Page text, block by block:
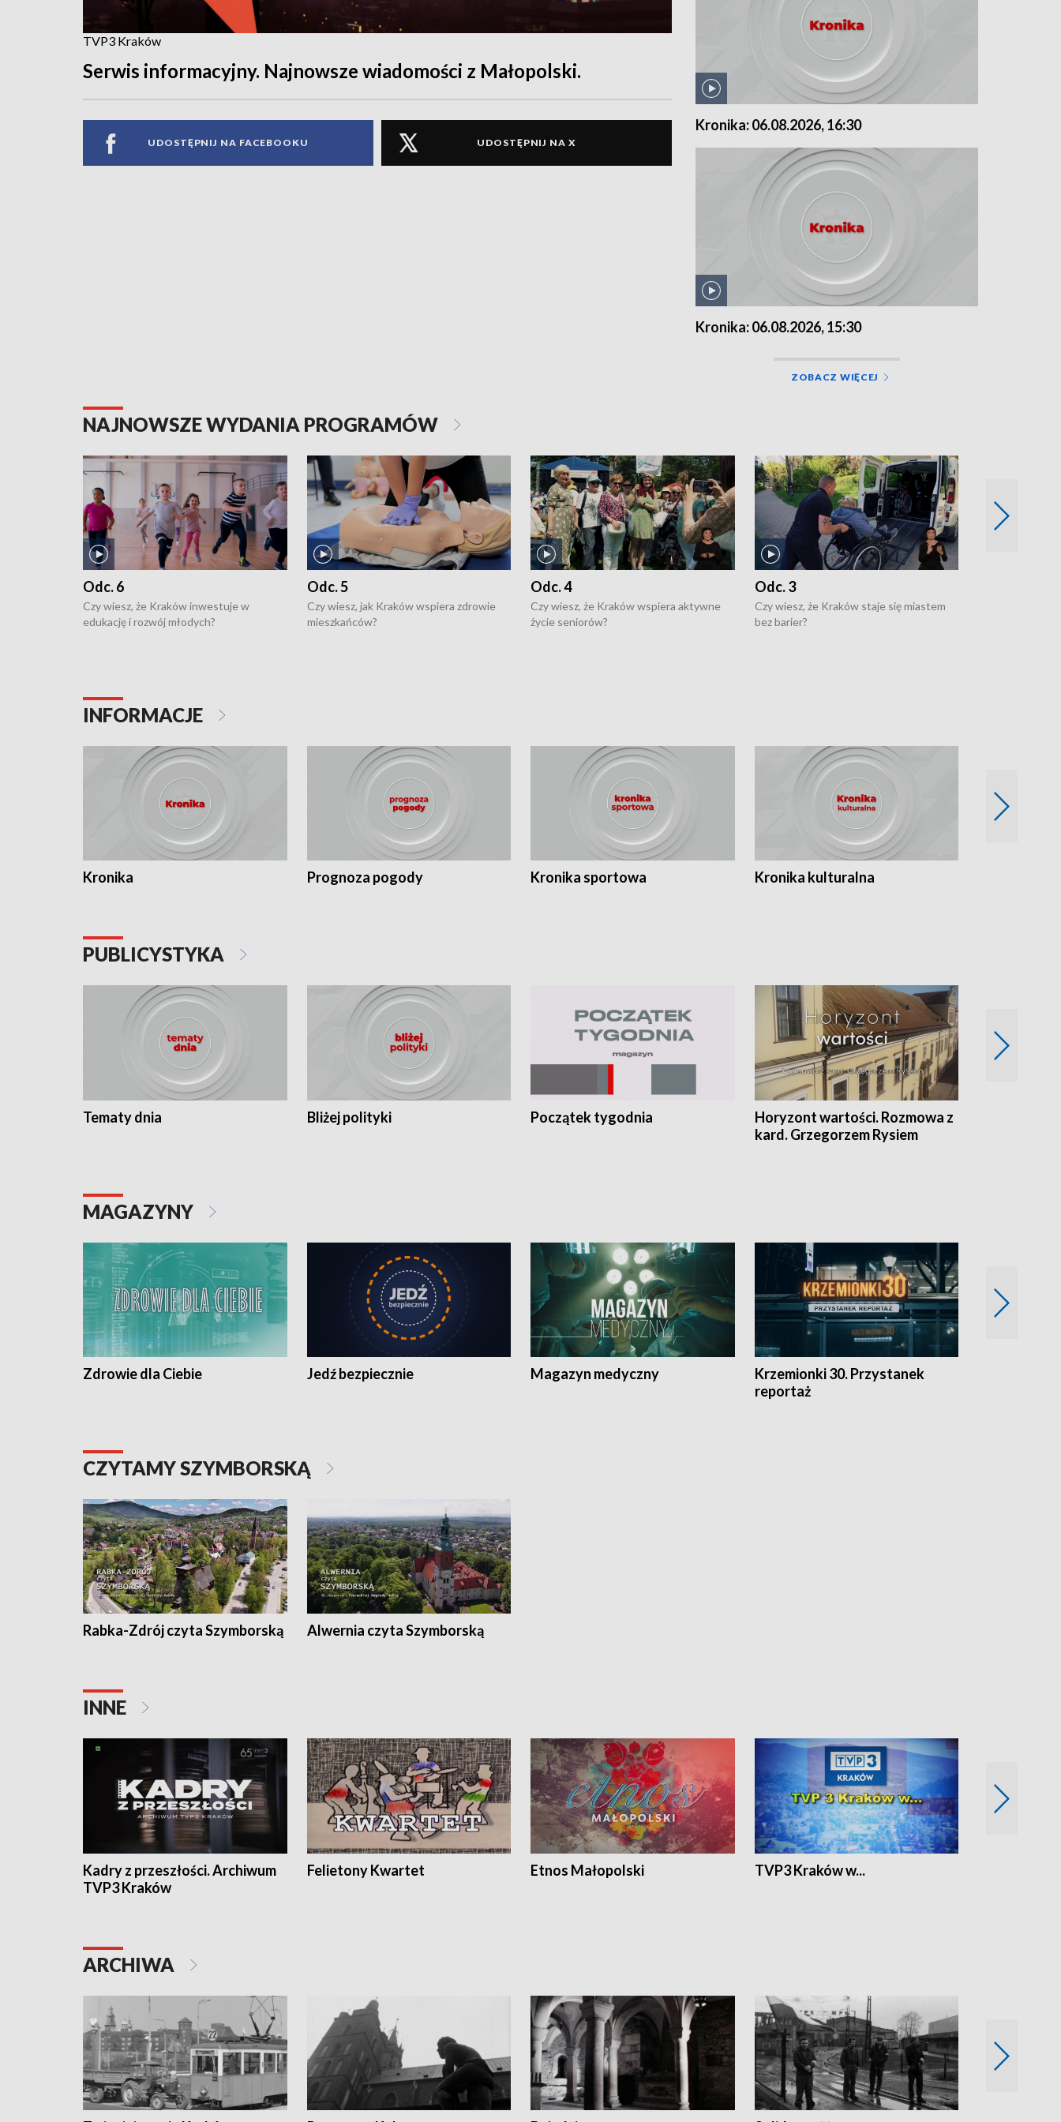
TVP3 Kraków
Serwis informacyjny. Najnowsze wiadomości z Małopolski.
UDOSTĘPNIJ NA FACEBOOKU UDOSTĘPNIJ NA X
Kronika: 06.08.2026, 16:30
Kronika: 06.08.2026, 15:30
ZOBACZ WIĘCEJ
NAJNOWSZE WYDANIA PROGRAMÓW
Odc. 6
Czy wiesz, że Kraków inwestuje w
edukację i rozwój młodych?
Odc. 5
Czy wiesz, jak Kraków wspiera zdrowie
mieszkańców?
Odc. 4
Czy wiesz, że Kraków wspiera aktywne
życie seniorów?
Odc. 3
Czy wiesz, że Kraków staje się miastem
bez barier?
INFORMACJE
Kronika Prognoza pogody Kronika sportowa Kronika kulturalna
PUBLICYSTYKA
Tematy dnia Bliżej polityki Początek tygodnia
Horyzont wartości. Rozmowa z
kard. Grzegorzem Rysiem
MAGAZYNY
Zdrowie dla Ciebie Jedź bezpiecznie Magazyn medyczny
Krzemionki 30. Przystanek
reportaż
CZYTAMY SZYMBORSKĄ
Rabka-Zdrój czyta Szymborską Alwernia czyta Szymborską
INNE
Kadry z przeszłości. Archiwum
TVP3 Kraków
Felietony Kwartet Etnos Małopolski TVP3 Kraków w...
ARCHIWA